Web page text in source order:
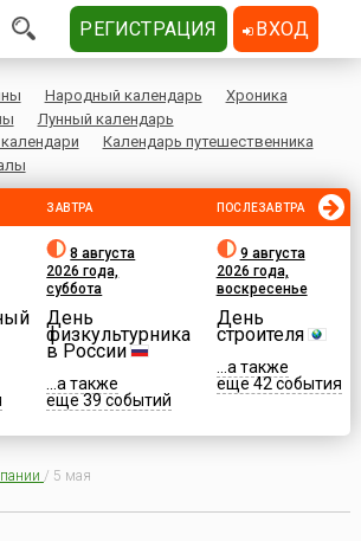
Народный календарь
Хроника
Лунный календарь
Календарь путешественника
ЗАВТРА
8 августа
2026 года,
суббота
День
физкультурника
в России
...а также
еще 39 событий
ПОСЛЕЗАВТРА
9 августа
2026 года,
воскресенье
День
строителя
...а также
еще 42 события
/ 5 мая
РЕГИСТРАЦИЯ ВХОД